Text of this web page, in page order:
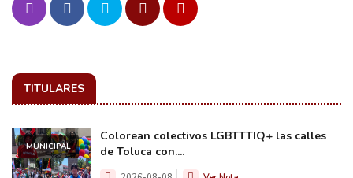
TITULARES
MUNICIPAL
Colorean colectivos LGBTTTIQ+ las calles
de Toluca con....